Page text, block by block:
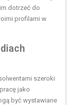
dotrzeć do
profilami w
szeroki
jako
być wystawiane